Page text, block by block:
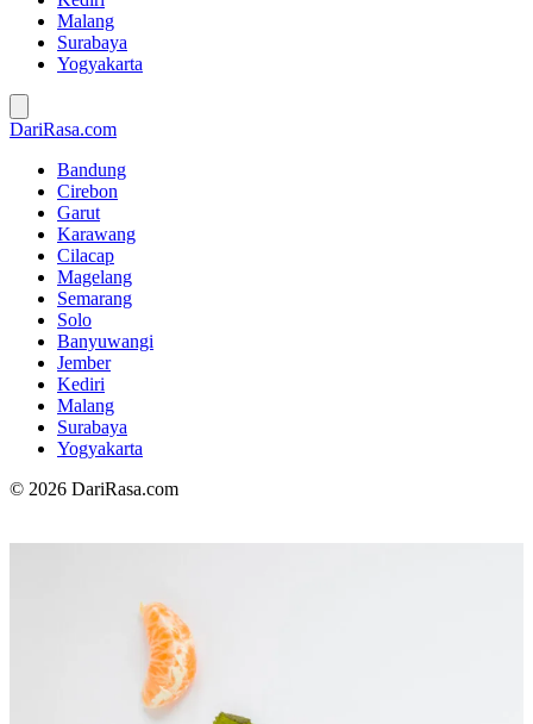
Malang
Surabaya
Yogyakarta
DariRasa.com
Bandung
Cirebon
Garut
Karawang
Cilacap
Magelang
Semarang
Solo
Banyuwangi
Jember
Kediri
Malang
Surabaya
Yogyakarta
© 2026 DariRasa.com